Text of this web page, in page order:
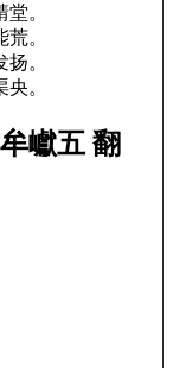
。
。
。
。
巘五 翻